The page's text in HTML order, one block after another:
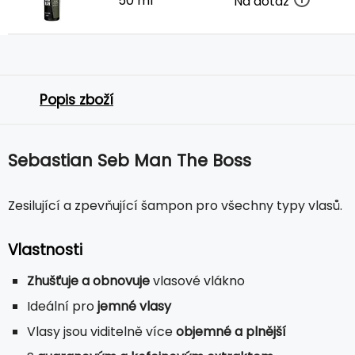
Popis zboží
Sebastian Seb Man The Boss
Zesilující a zpevňující šampon pro všechny typy vlasů.
Vlastnosti
Zhušťuje a obnovujevlasové vlákno
Ideální projemné vlasy
Vlasy jsou viditelně víceobjemné a plnější